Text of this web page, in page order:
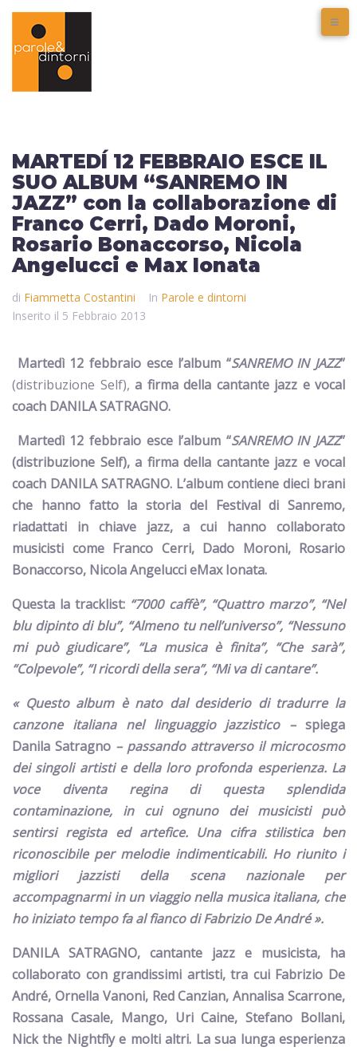
MARTEDÍ 12 FEBBRAIO ESCE IL
SUO ALBUM “SANREMO IN
JAZZ” con la collaborazione di
Franco Cerri, Dado Moroni,
Rosario Bonaccorso, Nicola
Angelucci e Max Ionata
di Fiammetta Costantini In Parole e dintorni
Inserito il 5 Febbraio 2013
Martedì 12 febbraio esce l’album “SANREMO IN JAZZ”
(distribuzione Self), a firma della cantante jazz e vocal
coach DANILA SATRAGNO.
Martedì 12 febbraio esce l’album “SANREMO IN JAZZ”
(distribuzione Self),a firma della cantante jazz e vocal
coach DANILA SATRAGNO. L’album contiene dieci brani
che hanno fatto la storia del Festival di Sanremo,
riadattati in chiave jazz, a cui hanno collaborato
musicisti come Franco Cerri, Dado Moroni, Rosario
Bonaccorso, Nicola AngeluccieMax Ionata.
Questa la tracklist: “7000 caffè”, “Quattro marzo”, “Nel
blu dipinto di blu”, “Almeno tu nell’universo”, “Nessuno
mi può giudicare”, “La musica è finita”, “Che sarà”,
“Colpevole”, “I ricordi della sera”, “Mi va di cantare”.
« Questo album è nato dal desiderio di tradurre la
canzone italiana nel linguaggio jazzistico–spiega
Danila Satragno – passando attraverso il microcosmo
dei singoli artisti e della loro profonda esperienza. La
voce diventa regina di questa splendida
contaminazione, in cui ognuno dei musicisti può
sentirsi regista ed artefice. Una cifra stilistica ben
riconoscibile per melodie indimenticabili. Ho riunito i
migliori jazzisti della scena nazionale per
accompagnarmi in un viaggio nella musica italiana, che
ho iniziato tempo fa al fianco di Fabrizio De André ».
DANILA SATRAGNO, cantante jazz e musicista, ha
collaborato con grandissimi artisti, tra cui Fabrizio De
André, Ornella Vanoni, Red Canzian, Annalisa Scarrone,
Rossana Casale, Mango, Uri Caine,Stefano Bollani,
Nick the Nightflye molti altri. La sua lunga esperienza